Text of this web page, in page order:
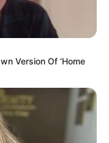
Version Of ‘Home